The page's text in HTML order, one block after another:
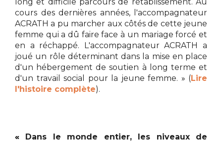
cours des dernières années, l'accompagnateur
ACRATH a pu marcher aux côtés de cette jeune
femme qui a dû faire face à un mariage forcé et
en a réchappé. L'accompagnateur ACRATH a
joué un rôle déterminant dans la mise en place
d'un hébergement de soutien à long terme et
d'un travail social pour la jeune femme. » (Lire
l'histoire complète).
« Dans le monde entier, les niveaux de